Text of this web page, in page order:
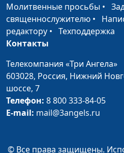
Драч,
Боли в животе
Мария
Укусы
Мария
Драч,
Кровотечения
Мария
Молитвенные просьбы •
священнослужителю •
редактору • Техподдержка
Контакты
Телекомпания «Три Ангела»
603028, Россия, Нижний
шоссе, 7
Телефон: 8 800 333-84-05
E-mail: mail@3angels.ru
© Все права защищены.